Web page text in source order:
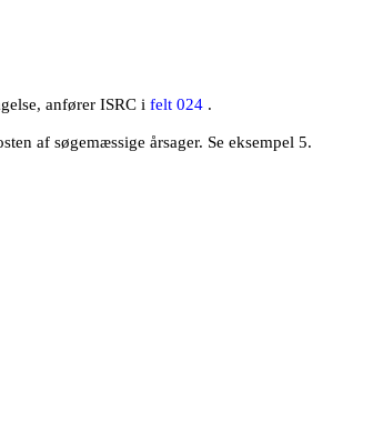
anfører ISRC i felt 024 .
af søgemæssige årsager. Se eksempel 5.